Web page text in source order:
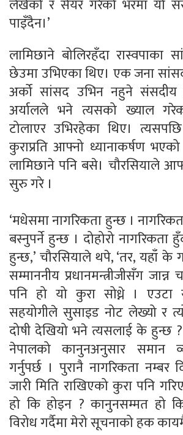
लेखेको र सेयर गरेको भरमा यो
पाइँदैन।’
लामिछाने बोलिरहँदा रास्वपाका
छेउमा उभिएका थिए। एक जना
अर्को सांसद उभिन नहुने संसदीय
अर्यालले भने त्यसको ख्याल
टोलाएर उभिरहेका थिए।
कुराप्रति आफ्नो ध्यानाकर्षण
लामिछाने पनि बसे। चौरसियाले
सुरु गरे ।
‘मधेसमा नागरिकता हुन्छ ।
बस्नुपर्ने हुन्छ । दोहोरो नागरिकता
हुन्छ,’ चौरसियाले थपे, ‘तर, यहाँ के
सम्माननीय प्रधानमन्त्रीजीसँग
पनि हो यो कुरा सोध्ने । एउटा
सहयोगीले सुसाइड नोट लेख्यो र
दोषी देखियो भने त्यसलाई के हुन्छ
नेपालको कानुनअनुसार समान
गर्नुपर्छ । पुरानै नागरिकता
जारी मिति राखिएको कुरा पनि
हो कि होइन ? कानुनसम्मत हो
विरोध गर्दैमा मेरो सूचनाको हक